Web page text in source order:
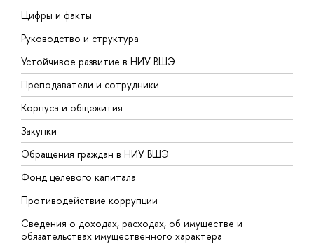
Цифры и факты
Руководство и структура
Устойчивое развитие в НИУ ВШЭ
Преподаватели и сотрудники
Корпуса и общежития
Закупки
Обращения граждан в НИУ ВШЭ
Фонд целевого капитала
Противодействие коррупции
Сведения о доходах, расходах, об имуществе и
обязательствах имущественного характера